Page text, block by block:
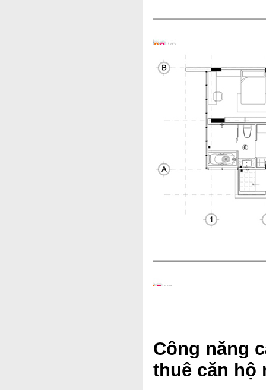
Công năng
thuê căn hộ